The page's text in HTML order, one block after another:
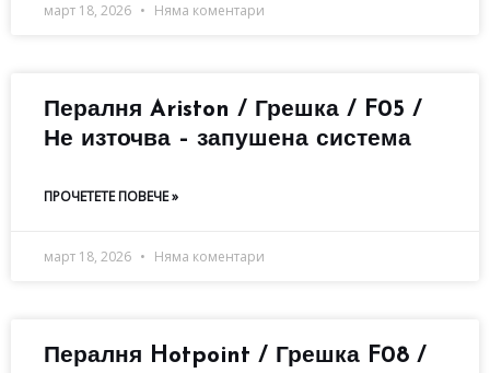
март 18, 2026 Няма коментари
Пералня Ariston / Грешка / F05 /
Не източва – запушена система
ПРОЧЕТЕТЕ ПОВЕЧЕ »
март 18, 2026 Няма коментари
Пералня Hotpoint / Грешка F08 /